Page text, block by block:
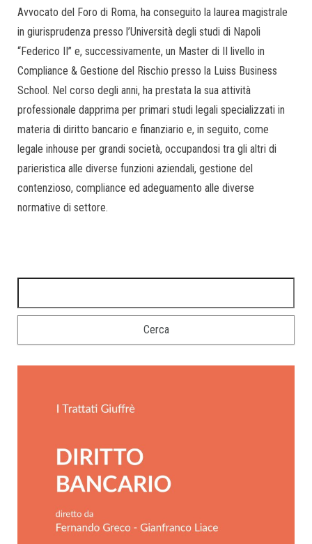
Avvocato del Foro di Roma, ha conseguito la laurea magistrale
in giurisprudenza presso l’Università degli studi di Napoli
“Federico II” e, successivamente, un Master di II livello in
Compliance & Gestione del Rischio presso la Luiss Business
School. Nel corso degli anni, ha prestata la sua attività
professionale dapprima per primari studi legali specializzati in
materia di diritto bancario e finanziario e, in seguito, come
legale inhouse per grandi società, occupandosi tra gli altri di
parieristica alle diverse funzioni aziendali, gestione del
contenzioso, compliance ed adeguamento alle diverse
normative di settore.